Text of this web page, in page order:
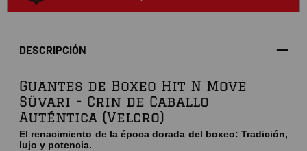
DESCRIPCIÓN
Guantes de Boxeo Hit N Move
Süvari - Crin de Caballo
Auténtica (Velcro)
El renacimiento de la época dorada del boxeo: Tradición,
lujo y potencia.